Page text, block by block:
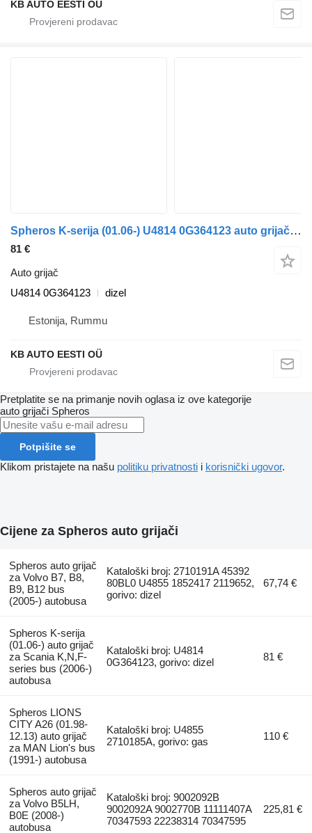
KB AUTO EESTI OÜ
Spheros K-serija (01.06-) U4814 0G364123 auto grijač za Scania K,N,F-series bus (2006-) autobusa
81 €
Auto grijač
U4814 0G364123
dizel
Estonija, Rummu
KB AUTO EESTI OÜ
Pretplatite se na primanje novih oglasa iz ove kategorije
auto grijači Spheros
Potpišite se
Klikom pristajete na našu politiku privatnosti i korisnički ugovor.
Cijene za Spheros auto grijači
Spheros auto grijač
za Volvo B7, B8,
B9, B12 bus
(2005-) autobusa
Kataloški broj: 2710191A 45392
80BL0 U4855 1852417 2119652,
gorivo: dizel
67,74 €
Spheros K-serija
(01.06-) auto grijač
za Scania K,N,F-
series bus (2006-)
autobusa
Kataloški broj: U4814
0G364123, gorivo: dizel
81 €
Spheros LIONS
CITY A26 (01.98-
12.13) auto grijač
za MAN Lion's bus
(1991-) autobusa
Kataloški broj: U4855
2710185A, gorivo: gas
110 €
Spheros auto grijač
za Volvo B5LH,
B0E (2008-)
autobusa
Kataloški broj: 9002092B
9002092A 9002770B 11111407A
70347593 22238314 70347595
225,81 €